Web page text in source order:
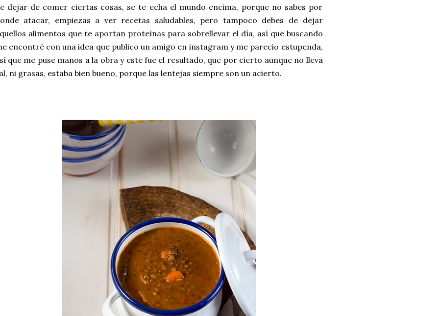
dejar de comer ciertas cosas, se te echa el mundo encima, porque no sabes por
atacar, empiezas a ver recetas saludables, pero tampoco debes de dejar
alimentos que te aportan proteínas para sobrellevar el día, así que buscando
encontré con una idea que publico un amigo en instagram y me parecio estupenda,
que me puse manos a la obra y este fue el resultado, que por cierto aunque no lleva
ni grasas, estaba bien bueno, porque las lentejas siempre son un acierto.